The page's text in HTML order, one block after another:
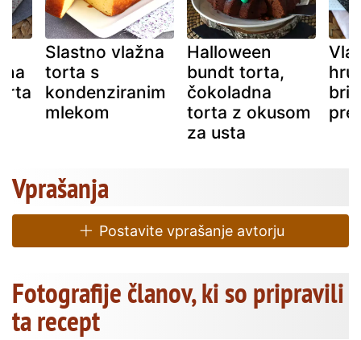
Slastno vlažna
torta s
kondenziranim
mlekom
Halloween
bundt torta,
čokoladna
torta z okusom
za usta
Vprašanja
Postavite vprašanje avtorju
Fotografije članov, ki so pripravili
ta recept